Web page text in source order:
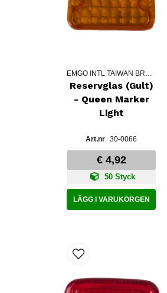
EMGO INTL TAIWAN BRANCH
Reservglas (Gult)
- Queen Marker
Light
30-0066
€ 4,92
50 Styck
LÄGG I VARUKORGEN